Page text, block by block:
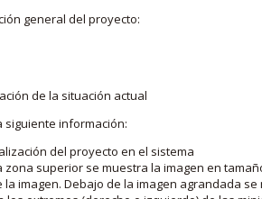
general del proyecto:
de la situación actual
siguiente información:
del proyecto en el sistema
zona superior se muestra la imagen en
imagen. Debajo de la imagen agrandada